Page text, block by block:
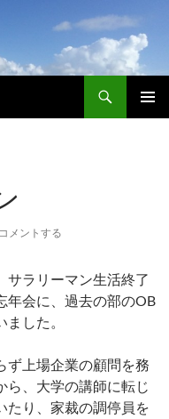
コメントする
サラリーマン生活終了
年会に、過去の部のOB
した。
ず上場企業の顧問を務
ら、大学の講師に転じ
たり、家裁の調停員を